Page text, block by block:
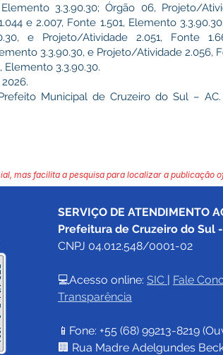
3.3.90.30; Órgão 06, Projeto/
e 2.007, Fonte 1.501, Elemento
e Projeto/Atividade 2.051, Fonte
3.3.90.30, e Projeto/Atividade 2.056,
Elemento 3.3.90.30.
Municipal de Cruzeiro do Sul – AC.
mas facilita a pesquisa para localizar a publicação
SERVIÇO DE ATENDIMENTO
Prefeitura de Cruzeiro do Sul
CNPJ 04.012.548/0001-02
💻Acesso online: SIC | Fale
Transparência
📱Fone: +55 (68) 99213-8219
🏢 Rua Madre Adelgundes